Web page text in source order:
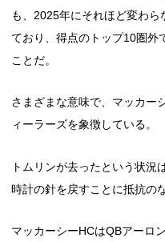
も、2025年にそれほど変わ
ており、得点のトップ10圏外
ことだ。
さまざまな意味で、マッカー
ィーラーズを象徴している。
トムリンが去ったという状況
時計の針を戻すことに抵抗の
マッカーシーHCはQBアーロ